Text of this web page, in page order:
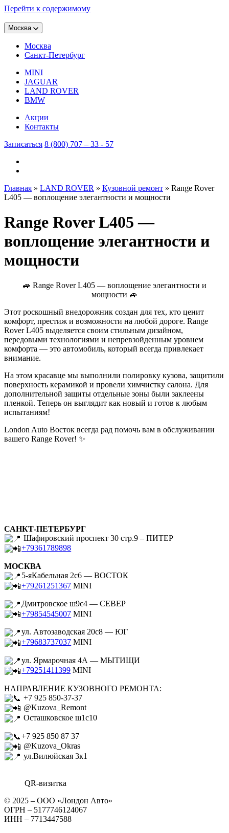
Перейти к содержимому
Москва
Москва
Санкт-Петербург
MINI
JAGUAR
LAND ROVER
BMW
Акции
Контакты
Записаться 8 (800) 707 – 33 - 57
Главная » LAND ROVER » Кузовной ремонт » Range Rover
L405 — воплощение элегантности и мощности
Range Rover L405 —
воплощение элегантности и
мощности
🚙 Range Rover L405 — воплощение элегантности и
мощности 🚙
Этот роскошный внедорожник создан для тех, кто ценит
комфорт, престиж и возможности на любой дороге. Range
Rover L405 выделяется своим стильным дизайном,
передовыми технологиями и непревзойденным уровнем
комфорта — это автомобиль, который всегда привлекает
внимание.
На этом красавце мы выполнили полировку кузова, защитили
поверхность керамикой и провели химчистку салона. Для
дополнительной защиты отдельные зоны были заклеены
пленкой. Теперь он выглядит как новый и готов к любым
испытаниям!
London Auto Восток всегда рад помочь вам в обслуживании
вашего Range Rover! ✨
САНКТ-ПЕТЕРБУРГ
Шафировский проспект 30 стр.9 – ПИТЕР
+79361789898
МОСКВА
5-яКабельная 2с6 — ВОСТОК
+79261251367 MINI
Дмитровское ш9с4 — СЕВЕР
+79854545007 MINI
ул. Автозаводская 20с8 — ЮГ
+79683737037 MINI
ул. Ярмарочная 4А — МЫТИЩИ
+79251411399 MINI
НАПРАВЛЕНИЕ КУЗОВНОГО РЕМОНТА:
+7 925 850-37-37
@Kuzova_Remont
Осташковское ш1с10
+7 925 850 87 37
@Kuzova_Okras
ул.Вилюйская 3к1
QR-визитка
© 2025 – ООО «Лондон Авто»
ОГРН – 5177746124067
ИНН – 7713447588